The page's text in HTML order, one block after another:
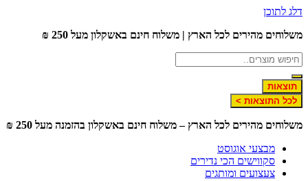
לתוכן
מהירים לכל הארץ | משלוח חינם באשקלון מעל 250 ₪
תוצאות
לכל התוצאות >
מהירים לכל הארץ – משלוח חינם באשקלון בהזמנה מעל 250 ₪
מבצעי אוגוסט
סקווישים הכי נדירים
צעצועים ומותגים